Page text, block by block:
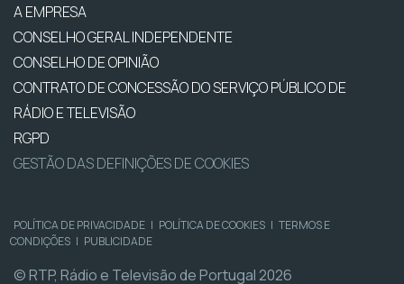
A EMPRESA
CONSELHO GERAL INDEPENDENTE
CONSELHO DE OPINIÃO
CONTRATO DE CONCESSÃO DO SERVIÇO PÚBLICO DE
RÁDIO E TELEVISÃO
RGPD
GESTÃO DAS DEFINIÇÕES DE COOKIES
POLÍTICA DE PRIVACIDADE | POLÍTICA DE COOKIES | TERMOS E
CONDIÇÕES | PUBLICIDADE
© RTP, Rádio e Televisão de Portugal 2026